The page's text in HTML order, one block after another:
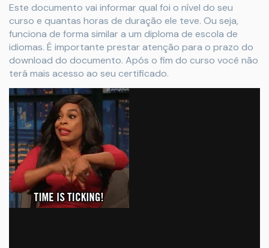
Este documento vai informar qual foi o nível do seu
curso e quantas horas de duração ele teve. Ou seja,
funciona de forma similar a um diploma de escola de
idiomas. É importante prestar atenção para o prazo do
download do documento. Após o fim do curso você não
terá mais acesso ao seu certificado.